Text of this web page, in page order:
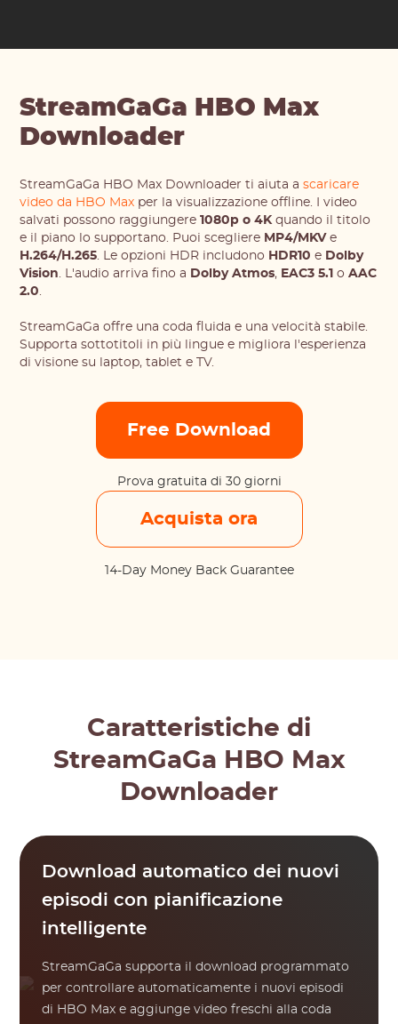
StreamGaGa HBO Max
Downloader
StreamGaGa HBO Max Downloader ti aiuta ascaricare
video da HBO Max per la visualizzazione offline. I video
salvati possono raggiungere1080p o 4Kquando il titolo
e il piano lo supportano. Puoi scegliere MP4/MKV e
H.264/H.265. Le opzioni HDR includono HDR10 e Dolby
Vision. L'audio arriva fino a Dolby Atmos, EAC3 5.1 oAAC
2.0.
StreamGaGa offre una coda fluida e una velocità stabile.
Supporta sottotitoli in più lingue e migliora l'esperienza
di visione su laptop, tablet e TV.
Free Download
Prova gratuita di 30 giorni
Acquista ora
14-Day Money Back Guarantee
Caratteristiche di
StreamGaGa HBO Max
Downloader
Download automatico dei nuovi
episodi con pianificazione
intelligente
StreamGaGa supporta il download programmato
per controllare automaticamente i nuovi episodi
di HBO Max e aggiunge video freschi alla coda